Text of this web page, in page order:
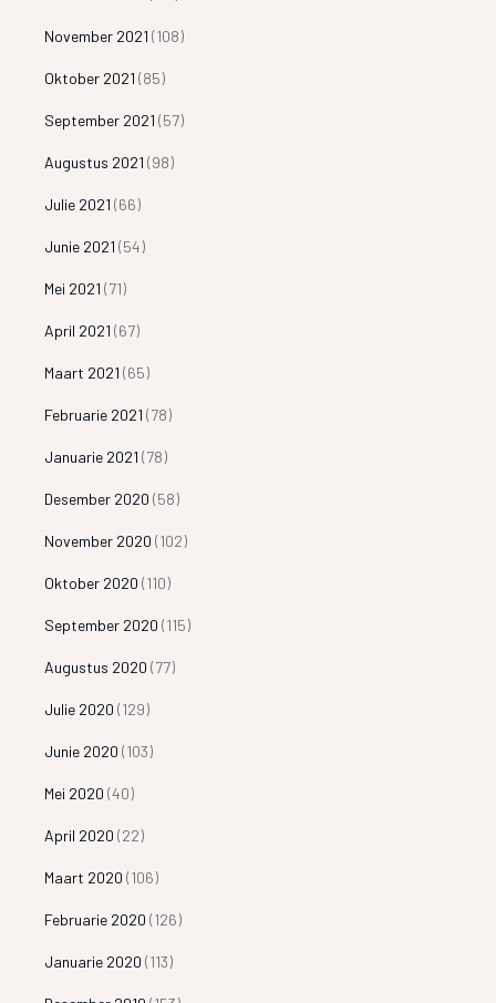
November 2021 (108)
Oktober 2021 (85)
September 2021 (57)
Augustus 2021 (98)
Julie 2021 (66)
Junie 2021 (54)
Mei 2021 (71)
April 2021 (67)
Maart 2021 (65)
Februarie 2021 (78)
Januarie 2021 (78)
Desember 2020 (58)
November 2020 (102)
Oktober 2020 (110)
September 2020 (115)
Augustus 2020 (77)
Julie 2020 (129)
Junie 2020 (103)
Mei 2020 (40)
April 2020 (22)
Maart 2020 (106)
Februarie 2020 (126)
Januarie 2020 (113)